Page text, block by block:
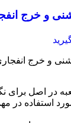
در اصل
استفاده در